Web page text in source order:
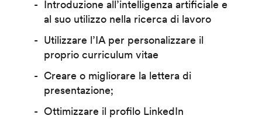
Introduzione all’intelligenza artificiale e
al suo utilizzo nella ricerca di lavoro
Utilizzare l’IA per personalizzare il
proprio curriculum vitae
Creare o migliorare la lettera di
presentazione;
Ottimizzare il profilo LinkedIn